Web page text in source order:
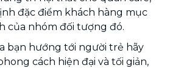
đặc điểm khách hàng mục
của nhóm đối tượng đó.
bạn hướng tới người trẻ hãy
cách hiện đại và tối giản,